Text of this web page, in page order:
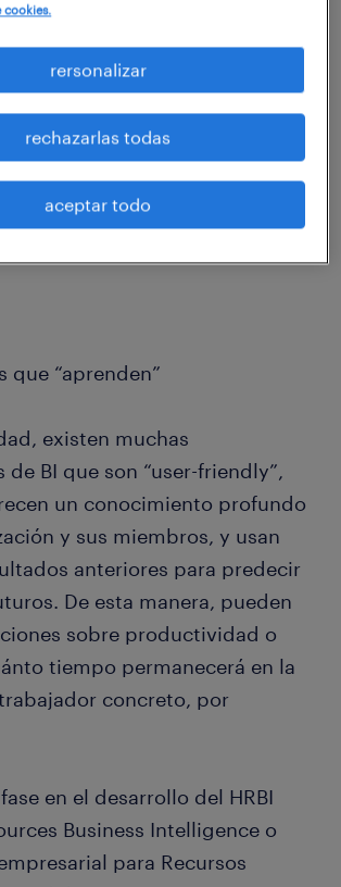
han acumulado muchos
sobre las personas (desde su
cursos de formación
ejemplo), el Big Data es
competencias de cada
uso de recursos, el tiempo y el
reclutamiento, las tendencias
que “aprenden”
existen muchas
de BI que son “user-friendly”,
un conocimiento profundo
y sus miembros, y usan
anteriores para predecir
De esta manera, pueden
sobre productividad o
tiempo permanecerá en la
concreto, por
en el desarrollo del HRBI
Business Intelligence o
para Recursos
cookies.
rersonalizar
rechazarlas todas
aceptar todo